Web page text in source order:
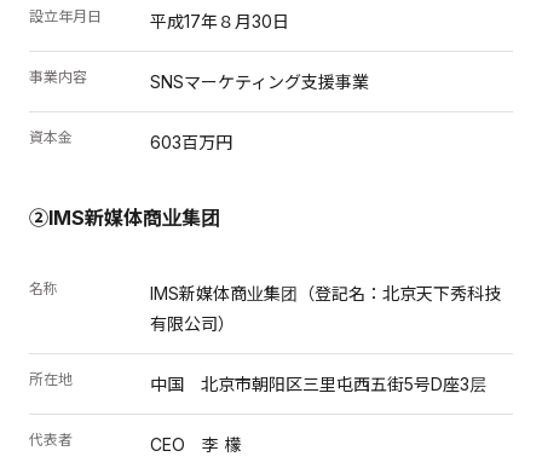
設立年月日 平成17年８月30日
事業内容 SNSマーケティング支援事業
資本金 603百万円
②IMS新媒体商业集团
名称
IMS新媒体商业集团（登記名：北京天下秀科技
有限公司）
所在地 中国 北京市朝阳区三里屯西五街5号D座3层
代表者 CEO 李 檬